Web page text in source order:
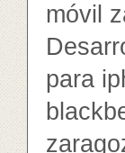
móvil
para